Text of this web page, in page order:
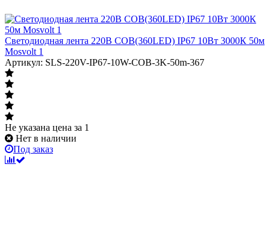
Светодиодная лента 220В COB(360LED) IP67 10Вт 3000К 50м
Mosvolt 1
Артикул: SLS-220V-IP67-10W-COB-3K-50m-367
Не указана цена за 1
Нет в наличии
Под заказ